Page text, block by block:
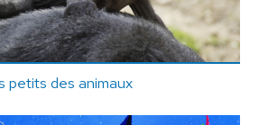
petits des animaux